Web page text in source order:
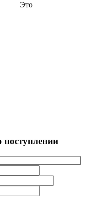
Это
поступлении